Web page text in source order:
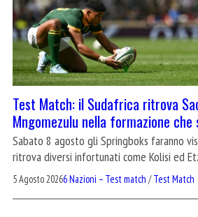
Test Match: il Sudafrica ritrova
Mngomezulu nella formazione che
Sabato 8 agosto gli Springboks faranno
ritrova diversi infortunati come Kolisi ed
5 Agosto 20266 Nazioni – Test match /Test Match